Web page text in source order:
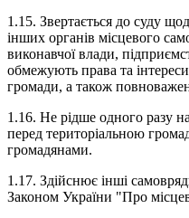
1.15. Звертається до суду
інших органів місцевого
виконавчої влади,
обмежують права та інтереси
громади, а також
1.16. Не рідше одного разу
перед територіальною
громадянами.
1.17. Здійснює інші
Законом України "Про